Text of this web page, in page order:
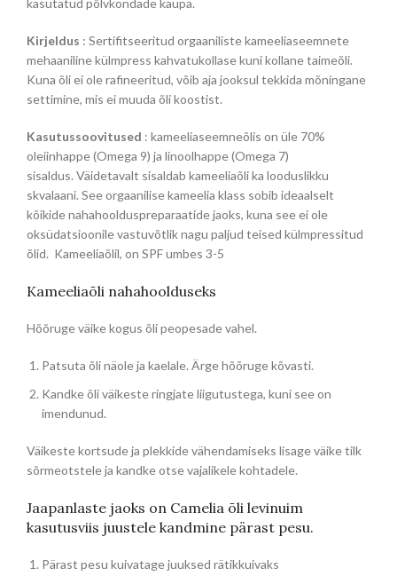
kasutatud põlvkondade kaupa.
Kirjeldus : Sertifitseeritud orgaaniliste kameeliaseemnete
mehaaniline külmpress kahvatukollase kuni kollane taimeõli.
Kuna õli ei ole rafineeritud, võib aja jooksul tekkida mõningane
settimine, mis ei muuda õli koostist.
Kasutussoovitused : kameeliaseemneõlis on üle 70%
oleiinhappe (Omega 9) ja linoolhappe (Omega 7)
sisaldus. Väidetavalt sisaldab kameeliaõli ka looduslikku
skvalaani. See orgaanilise kameelia klass sobib ideaalselt
kõikide nahahoolduspreparaatide jaoks, kuna see ei ole
oksüdatsioonile vastuvõtlik nagu paljud teised külmpressitud
õlid. Kameeliaõlil, on SPF umbes 3-5
Kameeliaõli nahahoolduseks
Hõõruge väike kogus õli peopesade vahel.
Patsuta õli näole ja kaelale. Ärge hõõruge kõvasti.
Kandke õli väikeste ringjate liigutustega, kuni see on
imendunud.
Väikeste kortsude ja plekkide vähendamiseks lisage väike tilk
sõrmeotstele ja kandke otse vajalikele kohtadele.
Jaapanlaste jaoks on Camelia õli levinuim
kasutusviis juustele kandmine pärast pesu.
Pärast pesu kuivatage juuksed rätikkuivaks